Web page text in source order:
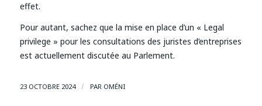
effet.
Pour autant, sachez que la mise en place d’un « Legal
privilege » pour les consultations des juristes d’entreprises
est actuellement discutée au Parlement.
23 OCTOBRE 2024 / PAR OMÉNI